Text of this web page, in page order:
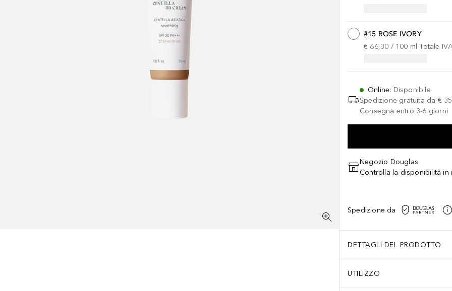
#15 ROSE IVORY
€ 66,30 / 100 ml Totale
Online: Disponibile
Spedizione gratuita da €
Consegna entro 3-6 giorni
Negozio Douglas
Controlla la disponibilità in
Spedizione da
DETTAGLI DEL PRODOTTO
UTILIZZO